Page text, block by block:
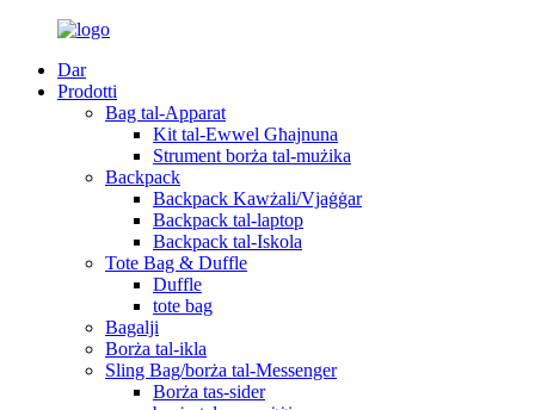
Dar
Prodotti
Bag tal-Apparat
Kit tal-Ewwel Għajnuna
Strument borża tal-mużika
Backpack
Backpack Kawżali/Vjaġġar
Backpack tal-laptop
Backpack tal-Iskola
Tote Bag & Duffle
Duffle
tote bag
Bagalji
Borża tal-ikla
Sling Bag/borża tal-Messenger
Borża tas-sider